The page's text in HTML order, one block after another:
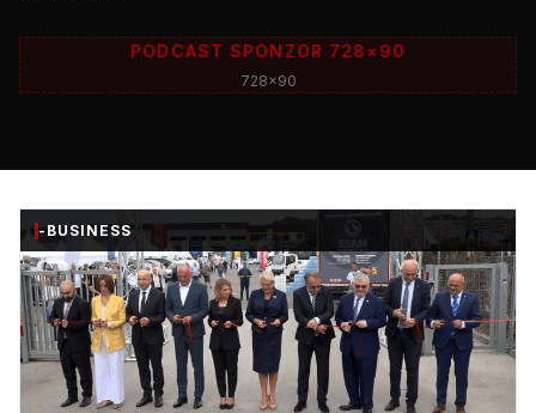
PODCAST SPONZOR 728×90
728x90
-BUSINESS